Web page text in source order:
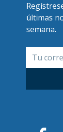
últimas
semana.